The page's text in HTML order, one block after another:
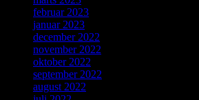
februar 2023
januar 2023
december 2022
november 2022
oktober 2022
september 2022
august 2022